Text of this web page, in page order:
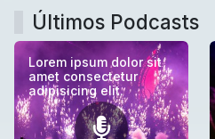
Últimos Podcasts
Lorem ipsum dolor sit
amet consectetur
adipisicing elit.